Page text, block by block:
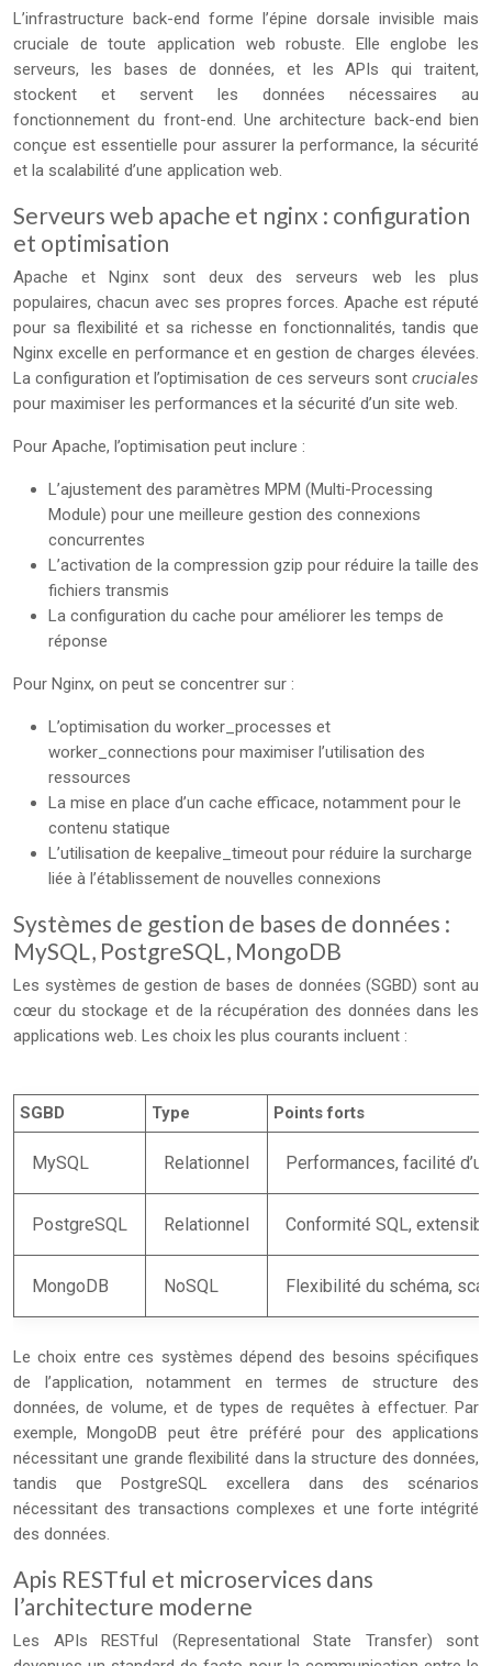
L’infrastructure back-end forme l’épine dorsale invisible mais
cruciale de toute application web robuste. Elle englobe les
serveurs, les bases de données, et les APIs qui traitent,
stockent et servent les données nécessaires au
fonctionnement du front-end. Une architecture back-end bien
conçue est essentielle pour assurer la performance, la sécurité
et la scalabilité d’une application web.
Serveurs web apache et nginx : configuration
et optimisation
Apache et Nginx sont deux des serveurs web les plus
populaires, chacun avec ses propres forces. Apache est réputé
pour sa flexibilité et sa richesse en fonctionnalités, tandis que
Nginx excelle en performance et en gestion de charges élevées.
La configuration et l’optimisation de ces serveurs sont cruciales
pour maximiser les performances et la sécurité d’un site web.
Pour Apache, l’optimisation peut inclure :
L’ajustement des paramètres MPM (Multi-Processing
Module) pour une meilleure gestion des connexions
concurrentes
L’activation de la compression gzip pour réduire la taille des
fichiers transmis
La configuration du cache pour améliorer les temps de
réponse
Pour Nginx, on peut se concentrer sur :
L’optimisation du worker_processes et
worker_connections pour maximiser l’utilisation des
ressources
La mise en place d’un cache efficace, notamment pour le
contenu statique
L’utilisation de keepalive_timeout pour réduire la surcharge
liée à l’établissement de nouvelles connexions
Systèmes de gestion de bases de données :
MySQL, PostgreSQL, MongoDB
Les systèmes de gestion de bases de données (SGBD) sont au
cœur du stockage et de la récupération des données dans les
applications web. Les choix les plus courants incluent :
SGBD Type Points forts
MySQL Relationnel Performances, facilité
PostgreSQL Relationnel Conformité SQL,
MongoDB NoSQL Flexibilité du schéma,
Le choix entre ces systèmes dépend des besoins spécifiques
de l’application, notamment en termes de structure des
données, de volume, et de types de requêtes à effectuer. Par
exemple, MongoDB peut être préféré pour des applications
nécessitant une grande flexibilité dans la structure des données,
tandis que PostgreSQL excellera dans des scénarios
nécessitant des transactions complexes et une forte intégrité
des données.
Apis RESTful et microservices dans
l’architecture moderne
Les APIs RESTful (Representational State Transfer) sont